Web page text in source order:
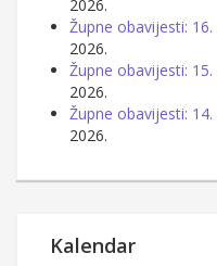
2026.
Župne obavijesti:
2026.
Župne obavijesti:
2026.
Župne obavijesti:
2026.
Kalendar